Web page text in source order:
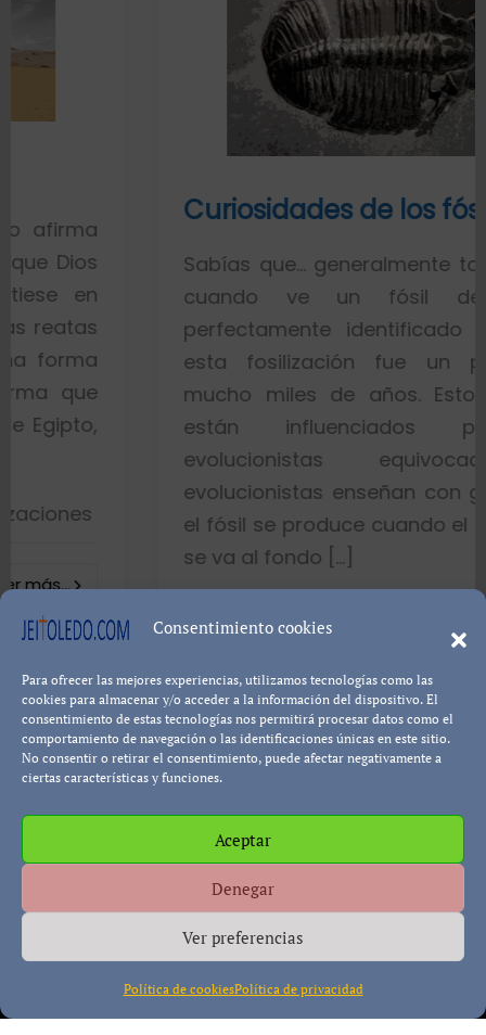
Consentimiento cookies
Para ofrecer las mejores experiencias, utilizamos tecnologías como las
cookies para almacenar y/o acceder a la información del dispositivo. El
consentimiento de estas tecnologías nos permitirá procesar datos como el
comportamiento de navegación o las identificaciones únicas en este sitio.
No consentir o retirar el consentimiento, puede afectar negativamente a
ciertas características y funciones.
Aceptar
Denegar
Ver preferencias
Política de cookiesPolítica de privacidad
Curiosidades de los fósiles
Sabías que… generalmente toda la
cuando ve un fósil de un
perfectamente identificado piensa
esta fosilización fue un proceso
mucho miles de años. Esto es
están influenciados por
evolucionistas equivocadas.
evolucionistas enseñan con gráficos
el fósil se produce cuando el pez
se va al fondo […]
Pablo Blanco Leer más...
Responsabilidad
Copyright © All rights reserved|Paper News